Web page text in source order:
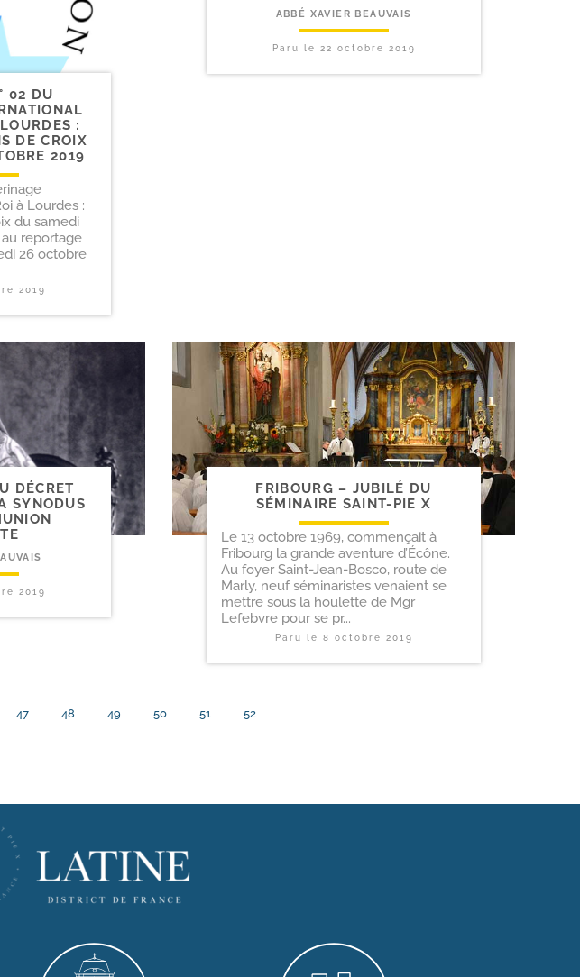
02 DU
:
DE CROIX
2019
à Lourdes :
du samedi
reportage
26 octobre
2019
ABBÉ XAVIER BEAUVAIS
Paru le 22 octobre 2019
DÉCRET
SYNODUS
2019
FRIBOURG – JUBILÉ DU
SÉMINAIRE SAINT-​PIE X
Le 13 octobre 1969, commençait à
Fribourg la grande aventure d’Écône.
Au foyer Saint-Jean-Bosco, route de
Marly, neuf séminaristes venaient se
mettre sous la houlette de Mgr
Lefebvre pour se pr...
Paru le 8 octobre 2019
47 48 49 50 51 52